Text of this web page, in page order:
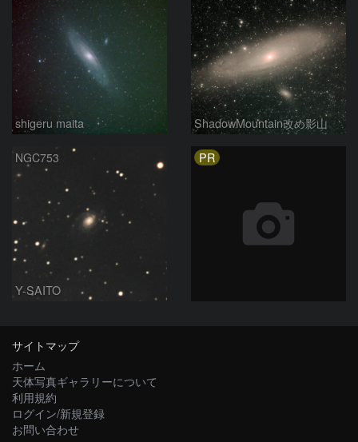
shigeru maita ShadowMountain改め影山
NGC753
Y-SAITO
PR
サイトマップ
ホーム
天体写真ギャラリーについて
利用規約
ログイン/新規登録
お問い合わせ